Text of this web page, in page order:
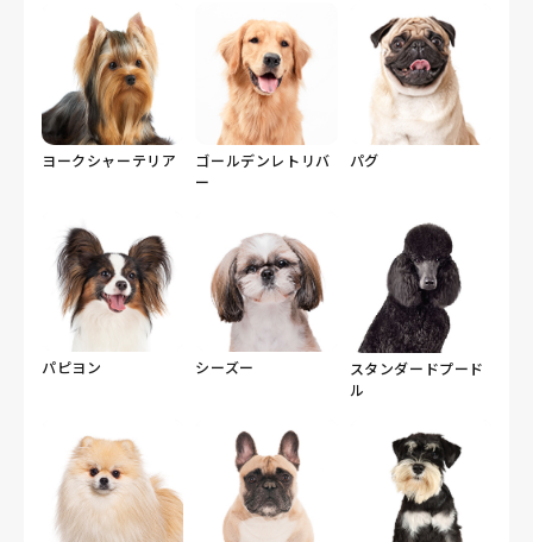
ヨークシャーテリア
ゴールデンレトリバ
ー
パグ
パピヨン シーズー
スタンダードプード
ル